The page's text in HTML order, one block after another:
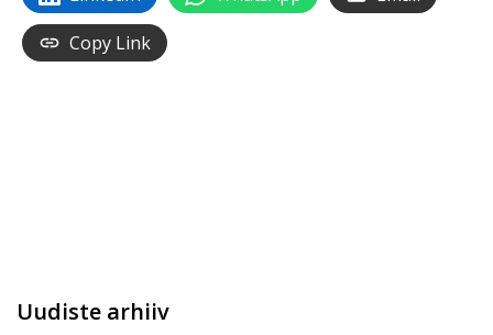
Copy Link
Uudiste arhiiv